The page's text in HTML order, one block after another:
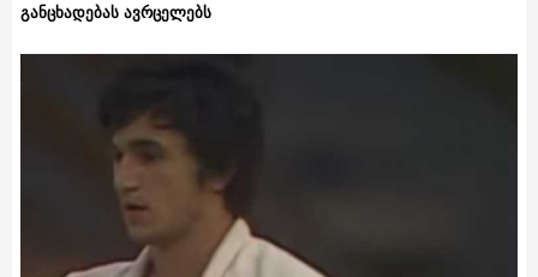
განცხადებას ავრცელებს